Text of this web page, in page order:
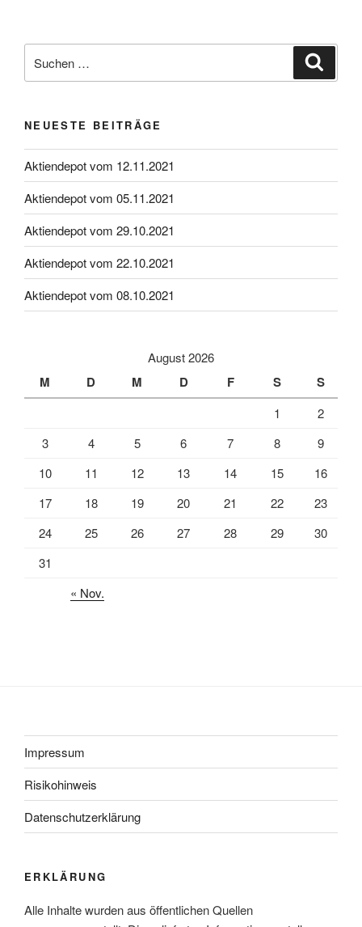
nach:
NEUESTE BEITRÄGE
Aktiendepot vom 12.11.2021
Aktiendepot vom 05.11.2021
Aktiendepot vom 29.10.2021
Aktiendepot vom 22.10.2021
Aktiendepot vom 08.10.2021
August 2026
M D M D F S S
1
2
3
4 5 6 7 8
9
10
11 12 13 14 15
16
17
18 19 20 21 22
23
24
25 26 27 28 29
30
31
« Nov.
Impressum
Risikohinweis
Datenschutzerklärung
ERKLÄRUNG
Alle Inhalte wurden aus öffentlichen Quellen